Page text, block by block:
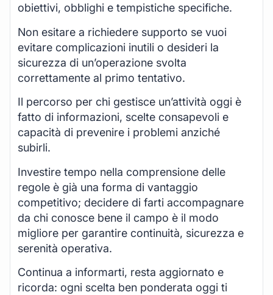
obiettivi, obblighi e tempistiche specifiche.
Non esitare a richiedere supporto se vuoi
evitare complicazioni inutili o desideri la
sicurezza di un’operazione svolta
correttamente al primo tentativo.
Il percorso per chi gestisce un’attività oggi è
fatto di informazioni, scelte consapevoli e
capacità di prevenire i problemi anziché
subirli.
Investire tempo nella comprensione delle
regole è già una forma di vantaggio
competitivo; decidere di farti accompagnare
da chi conosce bene il campo è il modo
migliore per garantire continuità, sicurezza e
serenità operativa.
Continua a informarti, resta aggiornato e
ricorda: ogni scelta ben ponderata oggi ti